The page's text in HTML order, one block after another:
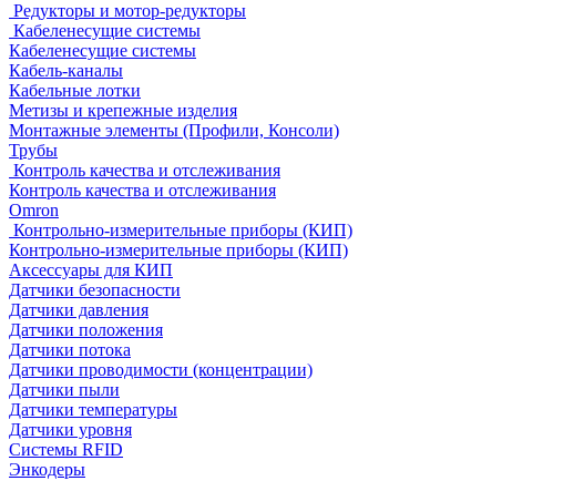
Редукторы и мотор-редукторы
Кабеленесущие системы
Кабеленесущие системы
Кабель-каналы
Кабельные лотки
Метизы и крепежные изделия
Монтажные элементы (Профили, Консоли)
Трубы
Контроль качества и отслеживания
Контроль качества и отслеживания
Omron
Контрольно-измерительные приборы (КИП)
Контрольно-измерительные приборы (КИП)
Аксессуары для КИП
Датчики безопасности
Датчики давления
Датчики положения
Датчики потока
Датчики проводимости (концентрации)
Датчики пыли
Датчики температуры
Датчики уровня
Системы RFID
Энкодеры